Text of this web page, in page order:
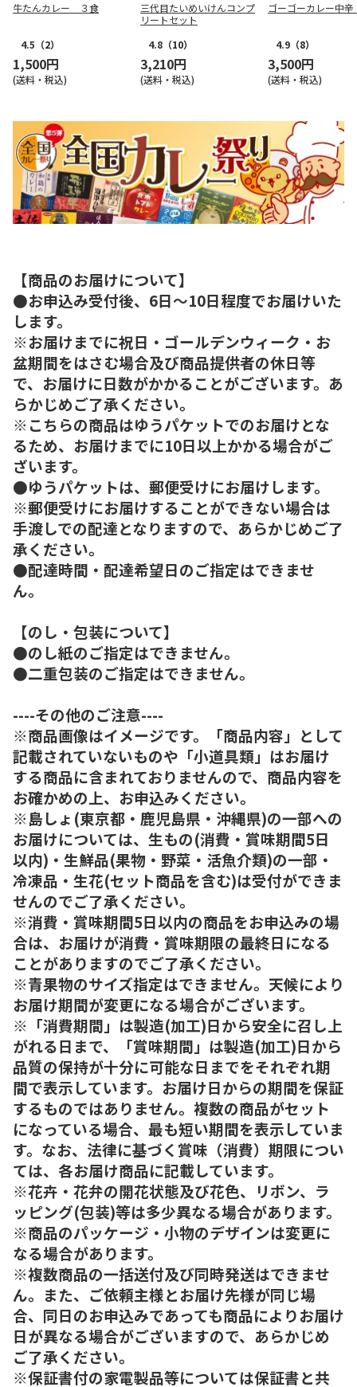
牛たんカレー ３食
4.5 （2）
1,500円
(送料・税込)
三代目たいめいけんコンプ
リートセット
4.8 （10）
3,210円
(送料・税込)
ゴーゴーカレー中
4.9 （8）
3,500円
(送料・税込)
【商品のお届けについて】
●お申込み受付後、6日～10日程度でお届けいた
します。
※お届けまでに祝日・ゴールデンウィーク・お
盆期間をはさむ場合及び商品提供者の休日等
で、お届けに日数がかかることがございます。あ
らかじめご了承ください。
※こちらの商品はゆうパケットでのお届けとな
るため、お届けまでに10日以上かかる場合がご
ざいます。
●ゆうパケットは、郵便受けにお届けします。
※郵便受けにお届けすることができない場合は
手渡しでの配達となりますので、あらかじめご了
承ください。
●配達時間・配達希望日のご指定はできませ
ん。
【のし・包装について】
●のし紙のご指定はできません。
●二重包装のご指定はできません。
----その他のご注意----
※商品画像はイメージです。「商品内容」として
記載されていないものや「小道具類」はお届け
する商品に含まれておりませんので、商品内容を
お確かめの上、お申込みください。
※島しょ(東京都・鹿児島県・沖縄県)の一部への
お届けについては、生もの(消費・賞味期間5日
以内)・生鮮品(果物・野菜・活魚介類)の一部・
冷凍品・生花(セット商品を含む)は受付ができま
せんのでご了承ください。
※消費・賞味期間5日以内の商品をお申込みの場
合は、お届けが消費・賞味期限の最終日になる
ことがありますのでご了承ください。
※青果物のサイズ指定はできません。天候により
お届け期間が変更になる場合がございます。
※「消費期間」は製造(加工)日から安全に召し上
がれる日まで、「賞味期間」は製造(加工)日から
品質の保持が十分に可能な日までをそれぞれ期
間で表示しています。お届け日からの期間を保証
するものではありません。複数の商品がセット
になっている場合、最も短い期間を表示していま
す。なお、法律に基づく賞味（消費）期限につい
ては、各お届け商品に記載しています。
※花卉・花弁の開花状態及び花色、リボン、ラ
ッピング(包装)等は多少異なる場合があります。
※商品のパッケージ・小物のデザインは変更に
なる場合があります。
※複数商品の一括送付及び同時発送はできませ
ん。また、ご依頼主様とお届け先様が同じ場
合、同日のお申込みであっても商品によりお届け
日が異なる場合がございますので、あらかじめ
ご了承ください。
※保証書付の家電製品等については保証書と共